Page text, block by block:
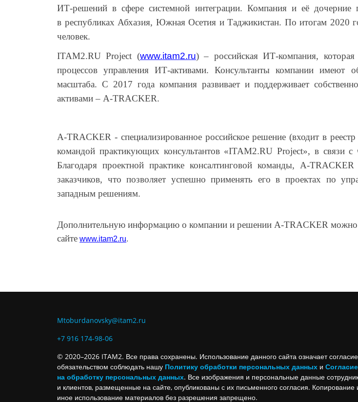
ИТ-решений в сфере системной интеграции. Компания и её дочерние
в республиках Абхазия, Южная Осетия и Таджикистан. По итогам 2020
человек.
ITAM2.RU Project (www.itam2.ru) – российская ИТ-компания, которая
процессов управления ИТ-активами. Консультанты компании
масштаба. С 2017 года компания развивает и поддерживает
активами – A-TRACKER.
A-TRACKER - специализированное российское решение (входит в
командой практикующих консультантов «ITAM2.RU Project», в связи с
Благодаря проектной практике консалтинговой команды, A-
заказчиков, что позволяет успешно применять его в проектах по
западным решениям.
Дополнительную информацию о компании и решении A-TRACKER можно
сайте www.itam2.ru.
Mtoburdanovsky@itam2.ru
+7 916 174-98-06
© 2020–2026 ITAM2. Все права сохранены. Использование данного сайта означает
обязательством соблюдать нашу Политику обработки персональных данных и Согласие
на обработку персональных данных. Все изображения и персональные данные
и клиентов, размещенные на сайте, опубликованы с их письменного согласия. Копирование
иное использование материалов без разрешения запрещено.